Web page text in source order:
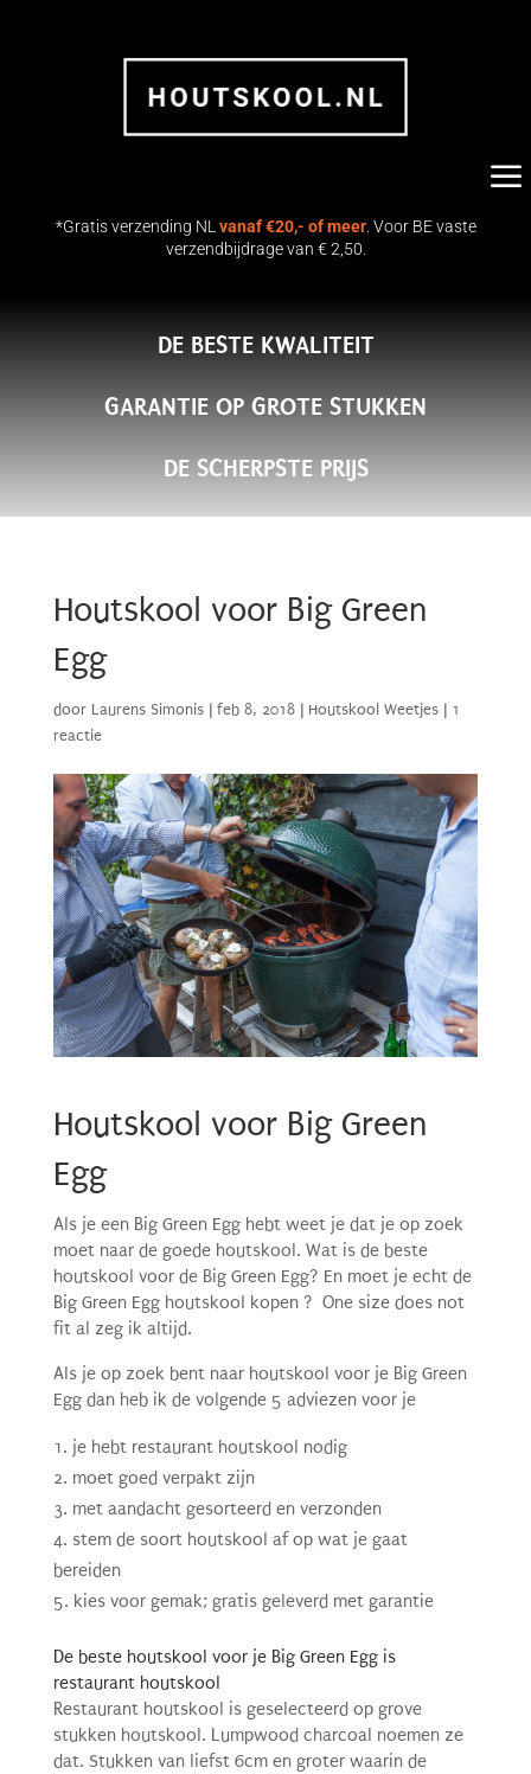
a
*Gratis verzending NLvanaf €20,- of meer. Voor BE vaste
verzendbijdrage van € 2,50.
DE BESTE KWALITEIT
GARANTIE OP GROTE STUKKEN
DE SCHERPSTE PRIJS
Houtskool voor Big Green
Egg
door Laurens Simonis| feb 8, 2018| Houtskool Weetjes| 1
reactie
Houtskool voor Big Green
Egg
Als je een Big Green Egg hebt weet je dat je op zoek
moet naar de goede houtskool. Wat is de beste
houtskool voor de Big Green Egg? En moet je echt de
Big Green Egg houtskool kopen ? One size does not
fit al zeg ik altijd.
Als je op zoek bent naar houtskool voor je Big Green
Egg dan heb ik de volgende 5 adviezen voor je
je hebt restaurant houtskool nodig
moet goed verpakt zijn
met aandacht gesorteerd en verzonden
stem de soort houtskool af op wat je gaat
bereiden
kies voor gemak; gratis geleverd met garantie
De beste houtskool voor je Big Green Egg is
restaurant houtskool
Restaurant houtskool is geselecteerd op grove
stukken houtskool. Lumpwood charcoal noemen ze
dat. Stukken van liefst 6cm en groter waarin de
& Flavour
| Flames &